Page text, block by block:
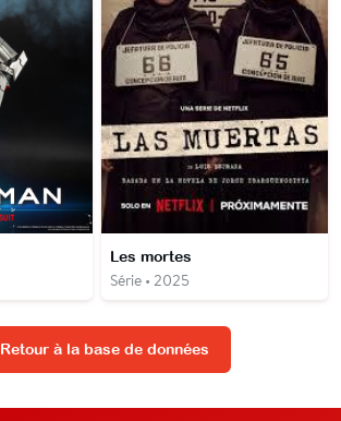
Les mortes
Série • 2025
Retour à la base de données